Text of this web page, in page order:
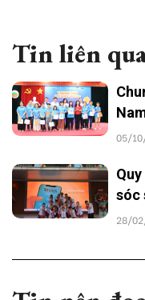
Tin liên
05/
sóc
28/